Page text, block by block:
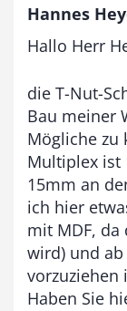
Hannes
Hallo Herr
die T-Nut-
Bau meiner
Mögliche zu
Multiplex ist
15mm an
ich hier
mit MDF,
wird) und
vorzuziehen
Haben Sie